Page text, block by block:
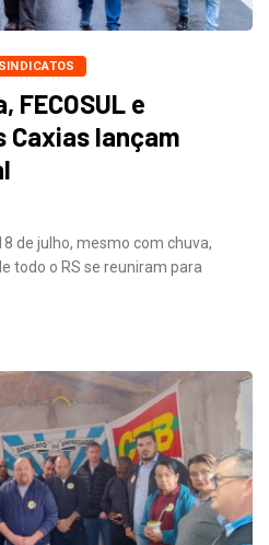
SINDICATOS
FECOSUL e
lançam
de julho, mesmo com chuva,
todo o RS se reuniram para